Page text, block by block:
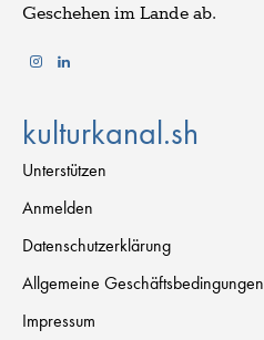
Geschehen im Lande ab.
kulturkanal.sh
Unterstützen
Anmelden
Datenschutzerklärung
Allgemeine Geschäftsbedingungen
Impressum